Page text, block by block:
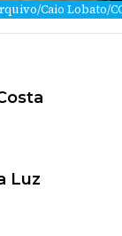
Caio Lobato/
Luz